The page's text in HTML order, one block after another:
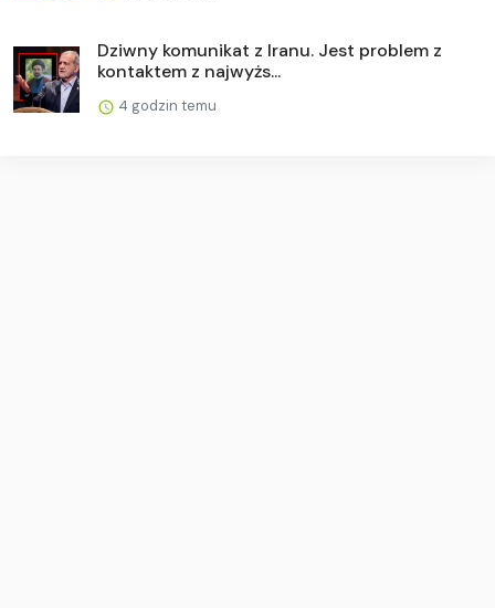
Dziwny komunikat z Iranu. Jest problem z
kontaktem z najwyżs...
4 godzin temu